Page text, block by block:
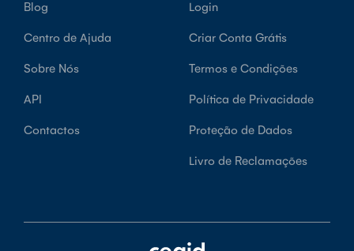
Blog
Centro de Ajuda
Sobre Nós
API
Contactos
Login
Criar Conta Grátis
Termos e Condições
Política de Privacidade
Proteção de Dados
Livro de Reclamações